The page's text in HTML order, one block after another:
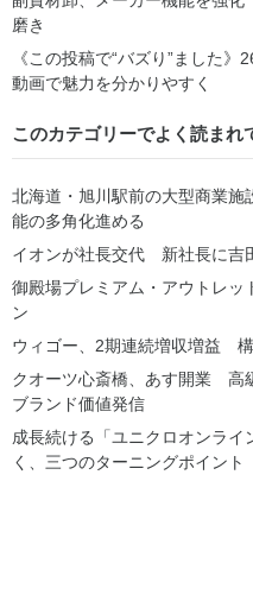
磨き
《この投稿で“バズり”ました
動画で魅力を分かりやすく
このカテゴリーでよく読まれ
北海道・旭川駅前の大型商業
能の多角化進める
イオンが社長交代 新社長に吉
御殿場プレミアム・アウトレ
ン
ウィゴー、2期連続増収増益
クオーツ心斎橋、あす開業 高
ブランド価値発信
成長続ける「ユニクロオンラ
く、三つのターニングポイント